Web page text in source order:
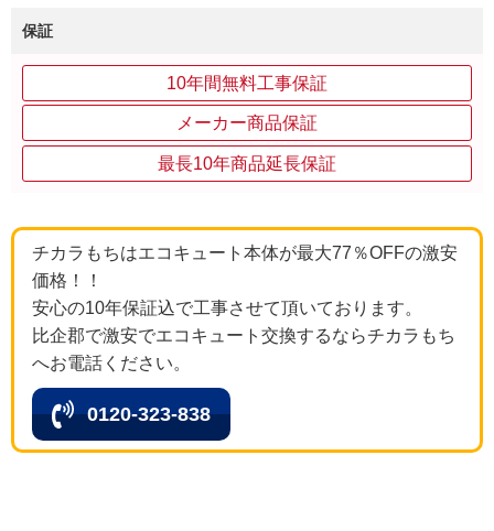
保証
10年間無料工事保証
メーカー商品保証
最長10年商品延長保証
チカラもちはエコキュート本体が最大77％OFFの激安
価格！！
安心の10年保証込で工事させて頂いております。
比企郡で激安でエコキュート交換するならチカラもち
へお電話ください。
0120-323-838